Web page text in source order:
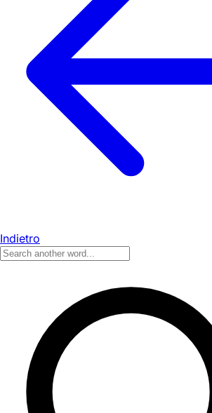
Indietro